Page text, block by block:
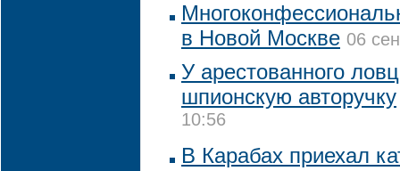
в Новой Москве 06
У арестованного
шпионскую авторучку
10:56
В Карабах приехал